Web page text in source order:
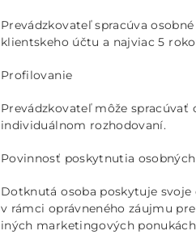
Prevádzkovateľ spracúva
klientskeho účtu a najviac 5
Profilovanie
Prevádzkovateľ môže
individuálnom rozhodovaní.
Povinnosť poskytnutia
Dotknutá osoba poskytuje svoje
v rámci oprávneného záujmu
iných marketingových